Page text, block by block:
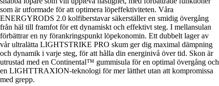
som är utformade för att optimera löpeffektiviteten. Våra
ENERGYRODS 2.0 kolfiberstavar säkerställer en smidig övergång
från häl till framfot för ett dynamiskt och effektivt steg. I mellansulan
förbättrar en ny förankringspunkt löpekonomin. Ett dubbelt lager av
vår ultralätta LIGHTSTRIKE PRO skum ger dig maximal dämpning
och dynamik i varje steg, för att hålla din energinivå över tid. Skon är
utrustad med en Continental™ gummisula för en optimal övergång och
en LIGHTTRAXION-teknologi för mer lätthet utan att kompromissa
med grepp.